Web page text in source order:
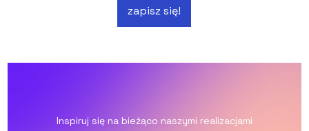
zapisz się!
Inspiruj się na bieżąco naszymi realizacjami